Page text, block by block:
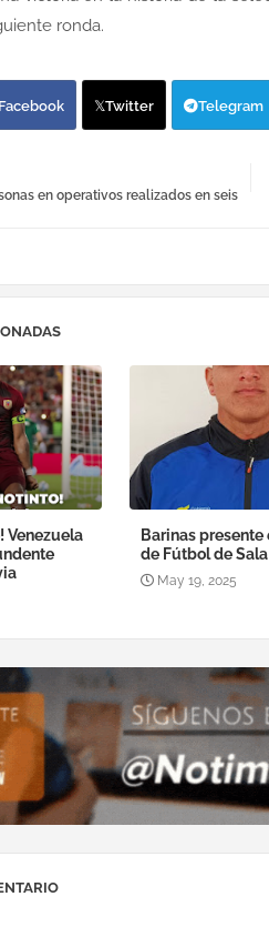
ronda.
Facebook Twitter Telegram
en operativos realizados en seis
Venezuela
Barinas
de Fútbol de
May 19, 2025